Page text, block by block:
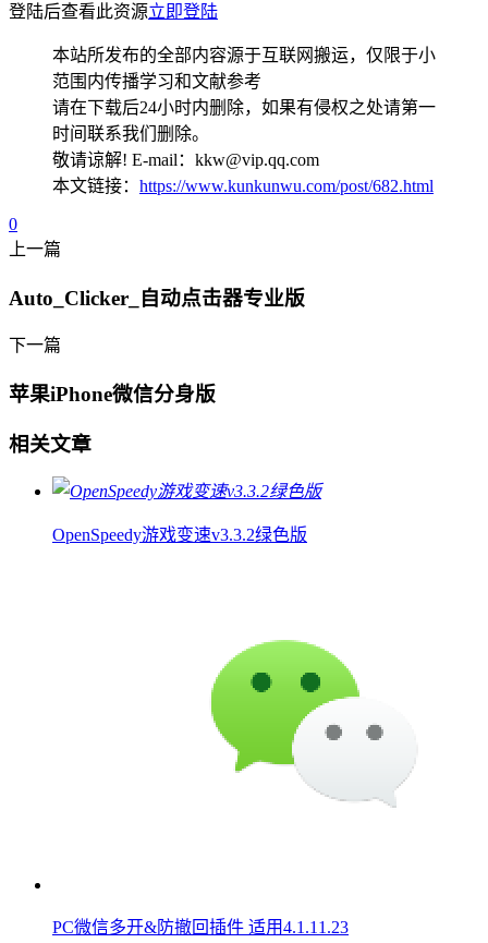
登陆后查看此资源立即登陆
本站所发布的全部内容源于互联网搬运，仅限于小
范围内传播学习和文献参考
请在下载后24小时内删除，如果有侵权之处请第一
时间联系我们删除。
敬请谅解! E-mail：kkw@vip.qq.com
本文链接： https://www.kunkunwu.com/post/682.html
0
上一篇
Auto_Clicker_自动点击器专业版
下一篇
苹果iPhone微信分身版
相关文章
OpenSpeedy游戏变速v3.3.2绿色版
PC微信多开&防撤回插件 适用4.1.11.23